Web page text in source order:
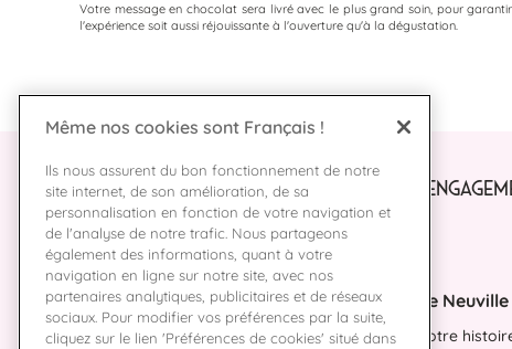
Votre message en chocolat sera livré avec le plus grand soin, pour
l'expérience soit aussi réjouissante à l'ouverture qu'à la dégustation.
NOS
De Neuville
Notre
Même nos cookies sont Français !
Ils nous assurent du bon fonctionnement de notre
site internet, de son amélioration, de sa
personnalisation en fonction de votre navigation et
de l'analyse de notre trafic. Nous partageons
également des informations, quant à votre
navigation en ligne sur notre site, avec nos
partenaires analytiques, publicitaires et de réseaux
sociaux. Pour modifier vos préférences par la suite,
cliquez sur le lien 'Préférences de cookies' situé dans